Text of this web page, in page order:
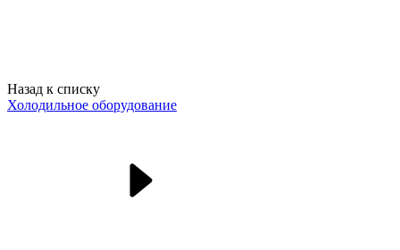
Назад к списку
Холодильное оборудование